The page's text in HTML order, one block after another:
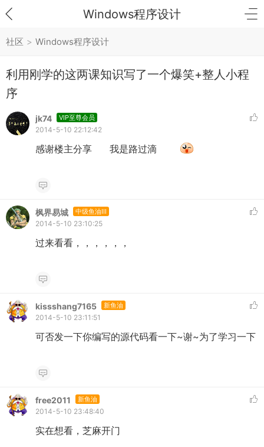
Windows程序设计
社区 > Windows程序设计
利用刚学的这两课知识写了一个爆笑+整人小程
序
jk74 VIP至尊会员
2014-5-10 22:12:42
感谢楼主分享 我是路过滴
枫界易城 中级鱼油III
2014-5-10 23:10:25
过来看看，，，，，，
kissshang7165 新鱼油
2014-5-10 23:11:51
可否发一下你编写的源代码看一下~谢~为了学习一下
free2011 新鱼油
2014-5-10 23:48:40
实在想看，芝麻开门